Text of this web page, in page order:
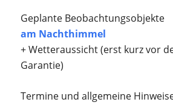
Geplante
am Nachthimmel
+ Wetteraussicht (erst kurz vor
Garantie)
Termine und allgemeine